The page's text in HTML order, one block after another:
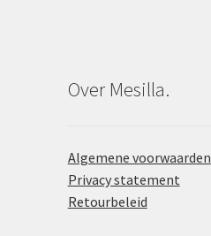
Over Mesilla.
Algemene voorwaarden
Privacy statement
Retourbeleid